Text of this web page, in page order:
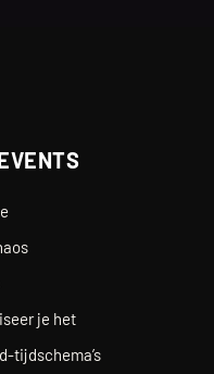
je het
tijdschema’s